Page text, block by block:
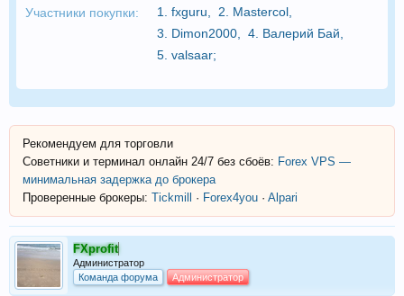
Участники покупки: 1. fxguru 2. Mastercol
3. Dimon2000 4. Валерий Бай
5. valsaar;
Рекомендуем для торговли
Советники и терминал онлайн 24/7 без сбоёв: Forex VPS —
минимальная задержка до брокера
Проверенные брокеры: Tickmill · Forex4you · Alpari
FXprofit
Администратор
Команда форума
Администратор